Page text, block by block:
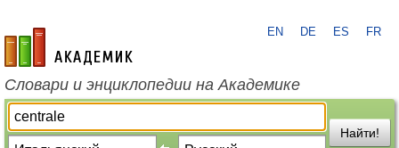
academic.ru
EN DE ES FR
Словари и энциклопедии на Академике
Найти!